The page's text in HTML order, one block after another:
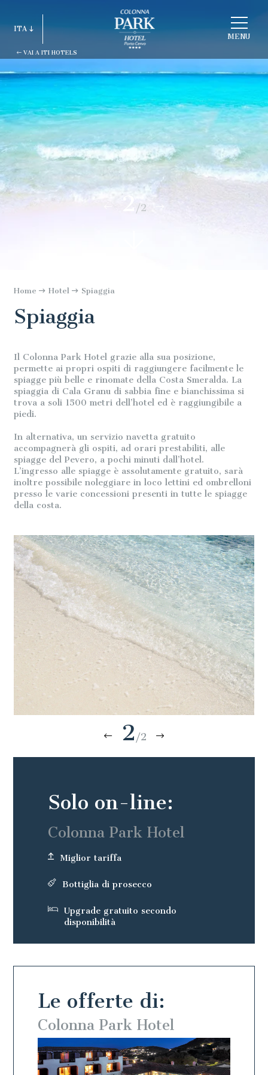
MENU
VAI A ITI HOTELS
ITA
ENG
RUS
2 /2
Home Hotel Spiaggia
Spiaggia
Il Colonna Park Hotel grazie alla sua posizione,
permette ai propri ospiti di raggiungere facilmente le
spiagge più belle e rinomate della Costa Smeralda. La
spiaggia di Cala Granu di sabbia fine e bianchissima si
trova a soli 1500 metri dell’hotel ed è raggiungibile a
piedi.
In alternativa, un servizio navetta gratuito
accompagnerà gli ospiti, ad orari prestabiliti, alle
spiagge del Pevero, a pochi minuti dall’hotel.
L’ingresso alle spiagge è assolutamente gratuito, sarà
inoltre possibile noleggiare in loco lettini ed ombrelloni
presso le varie concessioni presenti in tutte le spiagge
della costa.
2 /2
Le offerte di:
Colonna Park Hotel
Solo on-line:
Colonna Park Hotel
Miglior tariffa
Bottiglia di prosecco
Upgrade gratuito secondo
disponibilità